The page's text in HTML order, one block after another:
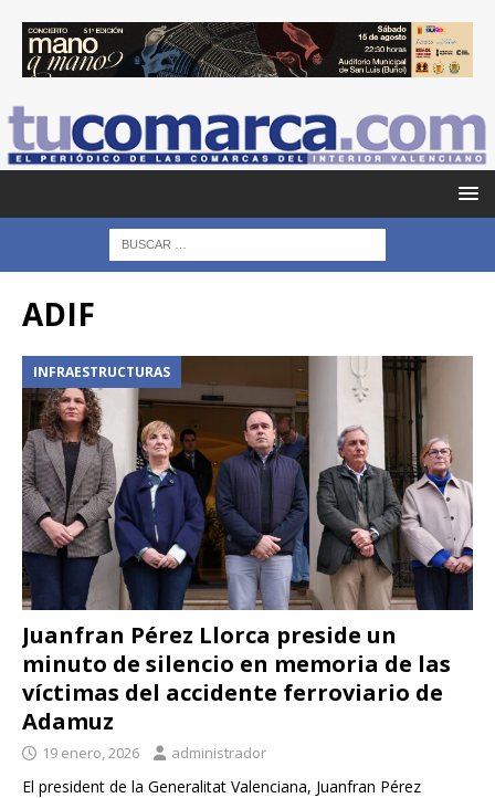
ADIF
INFRAESTRUCTURAS
Juanfran Pérez Llorca preside un
minuto de silencio en memoria de las
víctimas del accidente ferroviario de
Adamuz
19 enero, 2026 administrador
El president de la Generalitat Valenciana, Juanfran Pérez